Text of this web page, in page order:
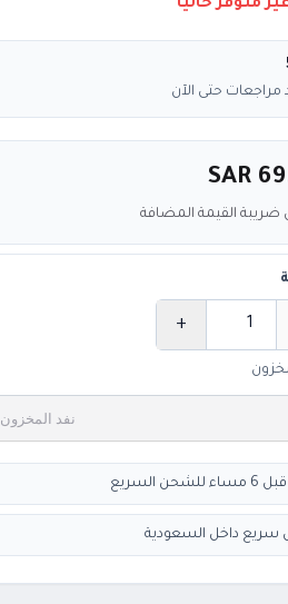
متوفر حاليًا
مراجعات حتى الآن
SAR
القيمة المضافة
+
نفد المخزون
السريع
سريع داخل السعودية